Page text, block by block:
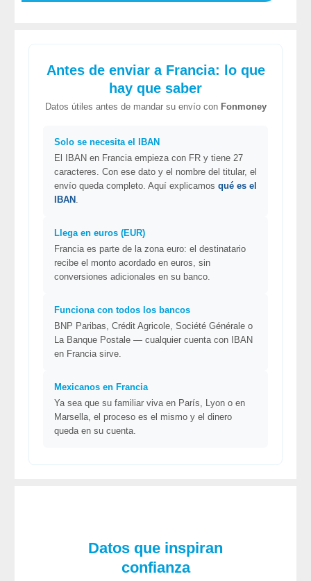
Antes de enviar a Francia: lo que
hay que saber
Datos útiles antes de mandar su envío con Fonmoney
Solo se necesita el IBAN
El IBAN en Francia empieza con FR y tiene 27
caracteres. Con ese dato y el nombre del titular, el
envío queda completo. Aquí explicamos qué es el
IBAN .
Llega en euros (EUR)
Francia es parte de la zona euro: el destinatario
recibe el monto acordado en euros, sin
conversiones adicionales en su banco.
Funciona con todos los bancos
BNP Paribas, Crédit Agricole, Société Générale o
La Banque Postale — cualquier cuenta con IBAN
en Francia sirve.
Mexicanos en Francia
Ya sea que su familiar viva en París, Lyon o en
Marsella, el proceso es el mismo y el dinero
queda en su cuenta.
Datos que inspiran
confianza